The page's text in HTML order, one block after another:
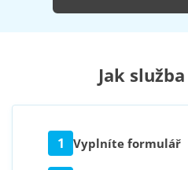
Jak
1 Vyplníte formulář